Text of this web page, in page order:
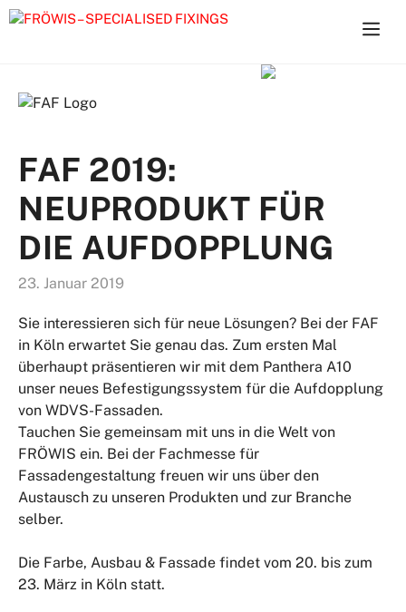
Zum
FAF 2019:
NEUPRODUKT FÜR
DIE AUFDOPPLUNG
23. Januar 2019
Sie interessieren sich für neue Lösungen? Bei der FAF
in Köln erwartet Sie genau das. Zum ersten Mal
überhaupt präsentieren wir mit dem Panthera A10
unser neues Befestigungssystem für die Aufdopplung
von WDVS-Fassaden.
Tauchen Sie gemeinsam mit uns in die Welt von
FRÖWIS ein. Bei der Fachmesse für
Fassadengestaltung freuen wir uns über den
Austausch zu unseren Produkten und zur Branche
selber.
Die Farbe, Ausbau & Fassade findet vom 20. bis zum
23. März in Köln statt.